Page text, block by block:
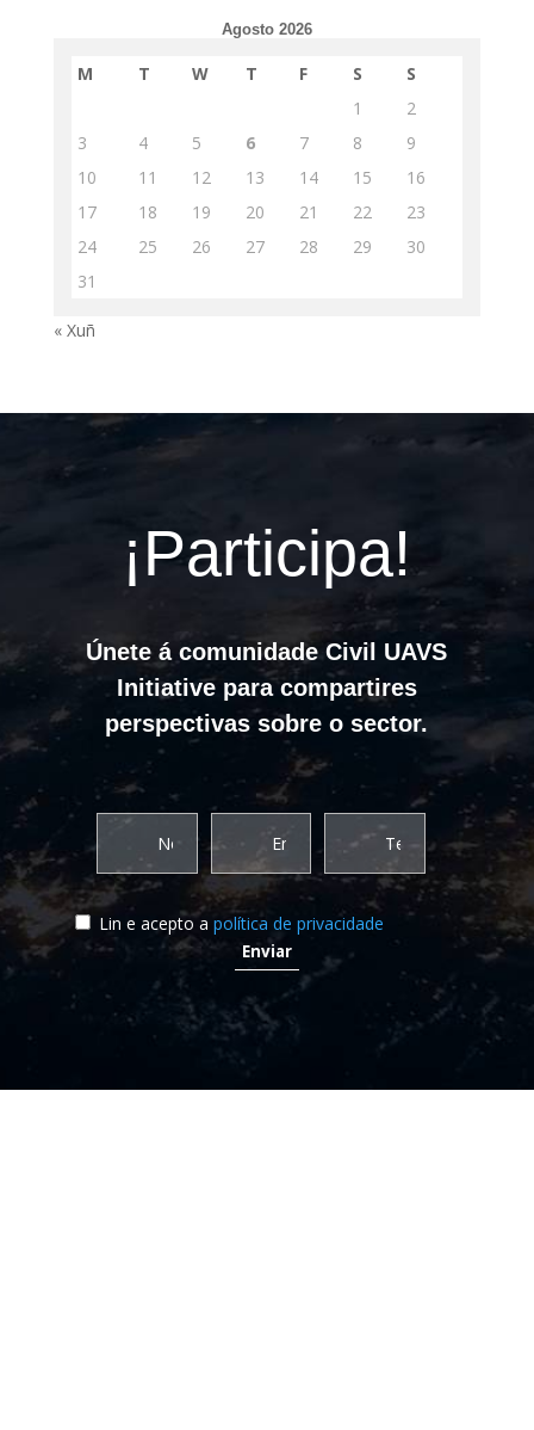
Agosto 2026
M T W T F S
S
1
2
3
4 5 6 7 8
9
10
11 12 13 14 15
16
17
18 19 20 21 22
23
24
25 26 27 28 29
30
31
« Xuñ
¡Participa!
Únete á comunidade Civil UAVS
Initiative para compartires
perspectivas sobre o sector.
Lin e acepto a política de privacidade